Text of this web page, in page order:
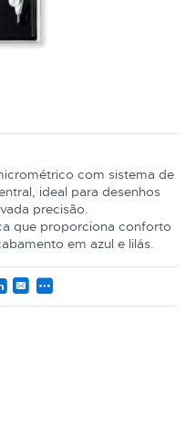
com sistema de
ideal para desenhos
precisão.
que proporciona conforto
em azul e lilás.